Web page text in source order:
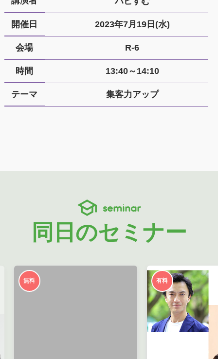
開催日 2023年7月19日(水)
会場 R-6
時間 13:40～14:10
テーマ 集客力アップ
seminar
同日のセミナー
無料 有料